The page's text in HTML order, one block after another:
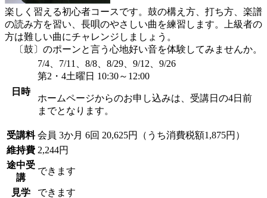
楽しく習える初心者コースです。鼓の構え方、打ち方、楽譜
の読み方を習い、長唄のやさしい曲を練習します。上級者の
方は難しい曲にチャレンジしましょう。
〔鼓〕のポーンと言う心地好い音を体験してみませんか。
日時
7/4、7/11、8/8、8/29、9/12、9/26
第2・4土曜日 10:30～12:00
ホームページからのお申し込みは、受講日の4日前
までとなります。
受講料 会員 3か月 6回 20,625円（うち消費税額1,875円）
維持費 2,244円
途中受
講
できます
見学
できます